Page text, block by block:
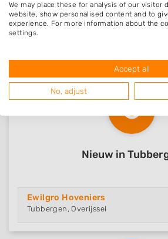
Nieuw in
Ewilgro Hoveniers
Tubbergen, Overijssel
We may place these for analysis of our visitor
website, show personalised content and to
experience. For more information about the
settings.
Accept all
No, adjust